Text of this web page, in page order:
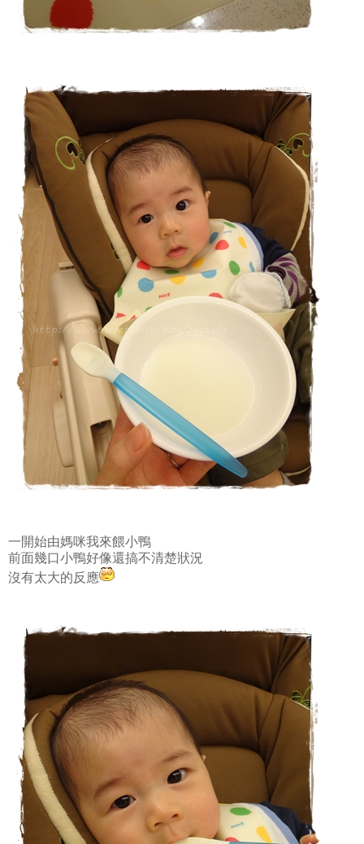
一開始由媽咪我來餵小鴨
前面幾口小鴨好像還搞不清楚狀況
沒有太大的反應